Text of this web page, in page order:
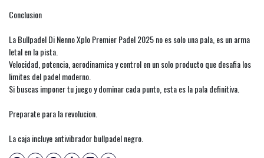
Conclusion
La Bullpadel Di Nenno Xplo Premier Padel 2025 no es solo una pala, es un arma
letal en la pista.
Velocidad, potencia, aerodinamica y control en un solo producto que desafia los
limites del padel moderno.
Si buscas imponer tu juego y dominar cada punto, esta es la pala definitiva.
Preparate para la revolucion.
La caja incluye antivibrador bullpadel negro.